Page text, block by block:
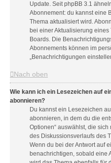
Update. Seit phpBB 3.1
Abonnement: du kannst eine
Thema aktualisiert wird.
bei einer Aktualisierung
Boards. Die
Abonnements können im
„Benachrichtigungen
Nach oben
Wie kann ich ein Lesezeichen auf
abonnieren?
Du kannst ein Lesezeichen
abonnieren, in dem du die
Optionen“ auswählst, die
des Diskussionsverlaufs des
Wenn du bei der Antwort auf
benachrichtigen, sobald eine